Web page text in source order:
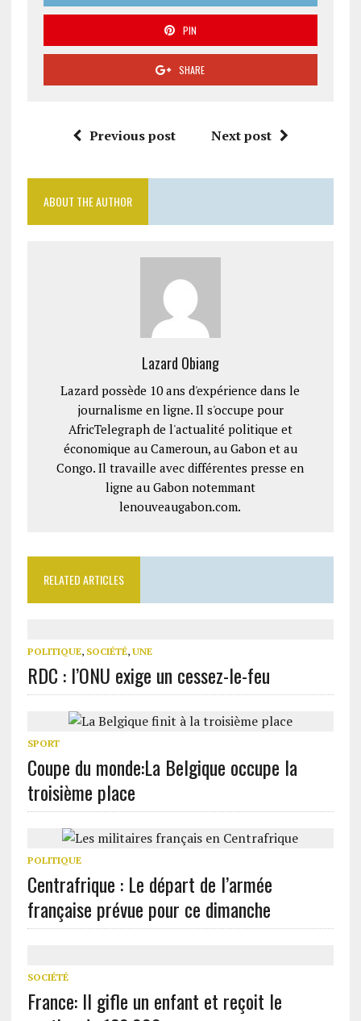
PIN
SHARE
Previous post Next post
ABOUT THE AUTHOR
Lazard Obiang
Lazard possède 10 ans d'expérience dans le
journalisme en ligne. Il s'occupe pour
AfricTelegraph de l'actualité politique et
économique au Cameroun, au Gabon et au
Congo. Il travaille avec différentes presse en
ligne au Gabon notemmant
lenouveaugabon.com.
RELATED ARTICLES
POLITIQUE, SOCIÉTÉ, UNE
RDC : l’ONU exige un cessez-le-feu
SPORT
Coupe du monde:La Belgique occupe la
troisième place
POLITIQUE
Centrafrique : Le départ de l’armée
française prévue pour ce dimanche
SOCIÉTÉ
France: Il gifle un enfant et reçoit le